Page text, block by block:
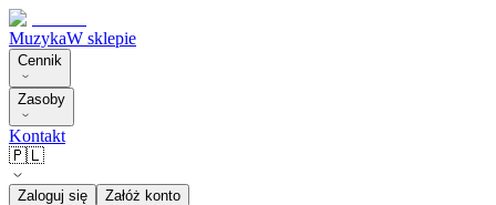
MuzykaW sklepie
Cennik
Zasoby
Kontakt
🇵🇱
Zaloguj się Załóż konto